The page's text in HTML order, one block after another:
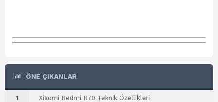
ÖNE ÇIKANLAR
1 Xiaomi Redmi R70 Teknik Özellikleri